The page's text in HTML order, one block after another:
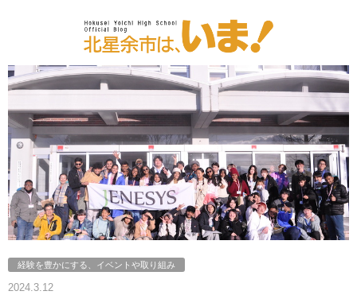
経験を豊かにする、イベントや取り組み
2024.3.12